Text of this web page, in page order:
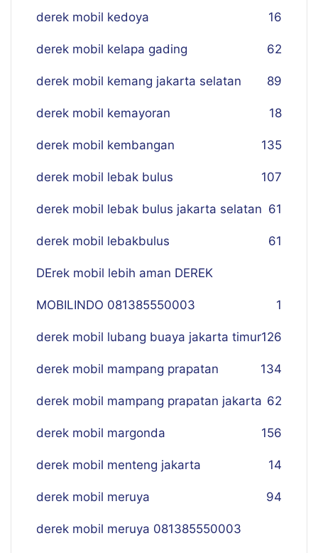
derek mobil kedoya 16
derek mobil kelapa gading 62
derek mobil kemang jakarta selatan 89
derek mobil kemayoran 18
derek mobil kembangan 135
derek mobil lebak bulus 107
derek mobil lebak bulus jakarta selatan 61
derek mobil lebakbulus 61
DErek mobil lebih aman DEREK
MOBILINDO 081385550003 1
derek mobil lubang buaya jakarta timur126
derek mobil mampang prapatan 134
derek mobil mampang prapatan jakarta 62
derek mobil margonda 156
derek mobil menteng jakarta 14
derek mobil meruya 94
derek mobil meruya 081385550003